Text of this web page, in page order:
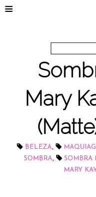
≡
Mary
BELEZA,
SOMBRA, SOMBRA
MARY